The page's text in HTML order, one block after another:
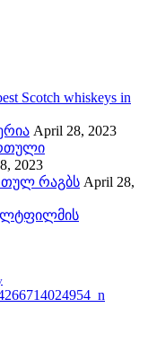
Scotch whiskeys in
April 28, 2023
2023
რაგბს April 28,